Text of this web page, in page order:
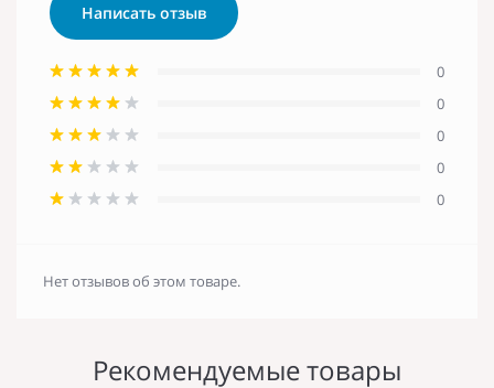
Написать отзыв
0
0
0
0
0
Нет отзывов об этом товаре.
Рекомендуемые товары